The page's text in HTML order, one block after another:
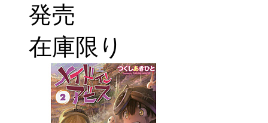
発売
在庫限り